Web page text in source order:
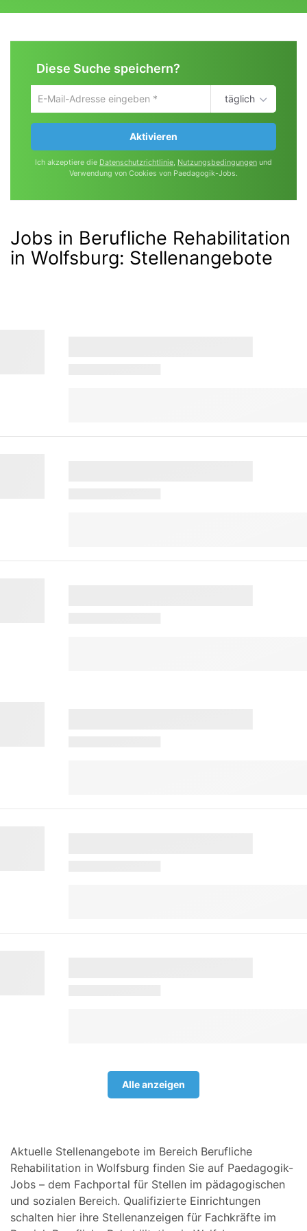
Diese Suche speichern?
Um
die
aktuelle
zu
speichern
deine
ein
täglich
Aktivieren
Ich akzeptiere die Datenschutzrichtlinie, Nutzungsbedingungen und
Verwendung von Cookies von Paedagogik-Jobs.
Jobs in Berufliche Rehabilitation
in Wolfsburg: Stellenangebote
Alle anzeigen
Aktuelle Stellenangebote im Bereich Berufliche
Rehabilitation in Wolfsburg finden Sie auf Paedagogik-
Jobs – dem Fachportal für Stellen im pädagogischen
und sozialen Bereich. Qualifizierte Einrichtungen
schalten hier ihre Stellenanzeigen für Fachkräfte im